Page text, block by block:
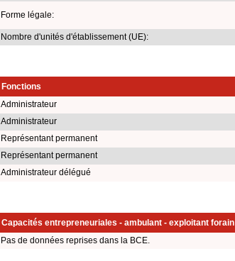
Forme légale:
Nombre d'unités d'établissement (UE):
Fonctions
Administrateur
Administrateur
Représentant permanent
Représentant permanent
Administrateur délégué
Capacités entrepreneuriales - ambulant - exploitant forain
Pas de données reprises dans la BCE.